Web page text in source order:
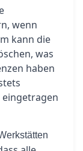
wenn
kann die
was
haben